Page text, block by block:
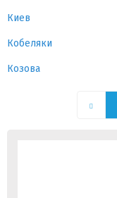
Киев
Кобеляки
Козова